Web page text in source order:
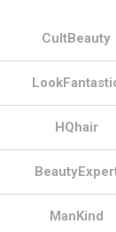
CultBeauty
HQhair
ManKind